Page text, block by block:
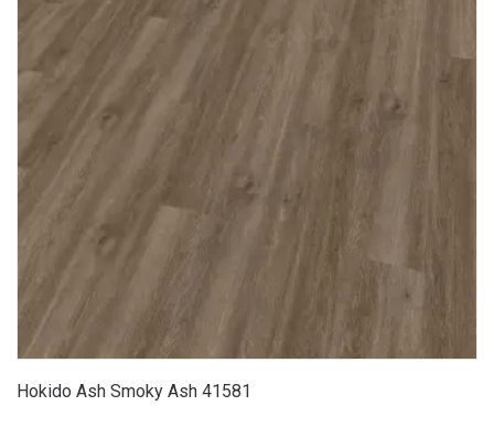
Hokido Ash Smoky Ash 41581